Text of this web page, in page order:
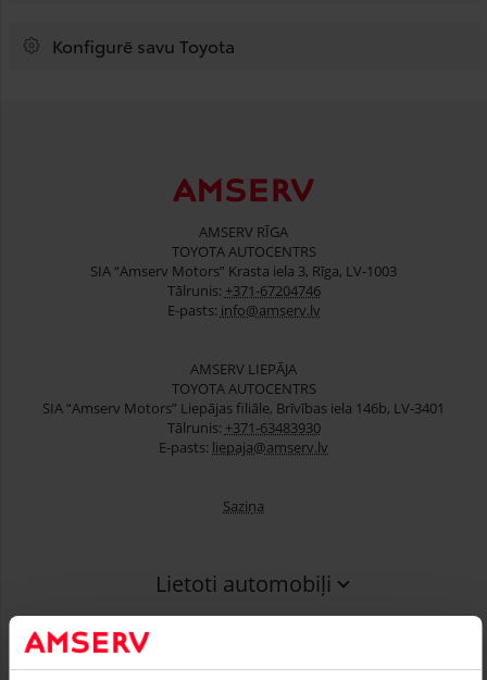
Konfigurē savu Toyota
AMSERV RĪGA
TOYOTA AUTOCENTRS
SIA “Amserv Motors” Krasta iela 3, Rīga, LV-1003
Tālrunis: +371-67204746
E-pasts: info@amserv.lv
AMSERV LIEPĀJA
TOYOTA AUTOCENTRS
SIA “Amserv Motors” Liepājas filiāle, Brīvības iela 146b, LV-3401
Tālrunis: +371-63483930
E-pasts: liepaja@amserv.lv
Saziņa
Lietoti automobiļi
Serviss